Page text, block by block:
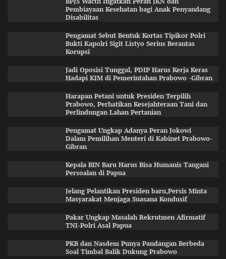
Pembiayaan Kesehatan bagi Anak Penyandang
Disabilitas
Pengamat Sebut Bentuk Kortas Tipikor Polri
Bukti Kapolri Sigit Listyo Serius Berantas
Korupsi
Jadi Oposisi Tunggal, PDIP Harus Kerja Keras
Hadapi KIM di Pemerintahan Prabowo -Gibran
Harapan Petani untuk Presiden Terpilih
Prabowo, Perhatikan Kesejahteraan Tani dan
Perlindungan Lahan Pertanian
Pengamat Ungkap Adanya Peran Jokowi
Dalam Pemilihan Menteri di Kabinet Prabowo-
Gibran
Kepala BIN Baru Harus Bisa Humanis Tangani
Persoalan di Papua
Jelang Pelantikan Presiden baru,Persis Minta
Masyarakat Menjaga Suasana Kondusif
Pakar Ungkap Masalah Rekrutmen Afirmatif
TNI-Polri Asal Papua
PKB dan Nasdem Punya Pandangan Berbeda
Soal Timbal Balik Dukung Prabowo